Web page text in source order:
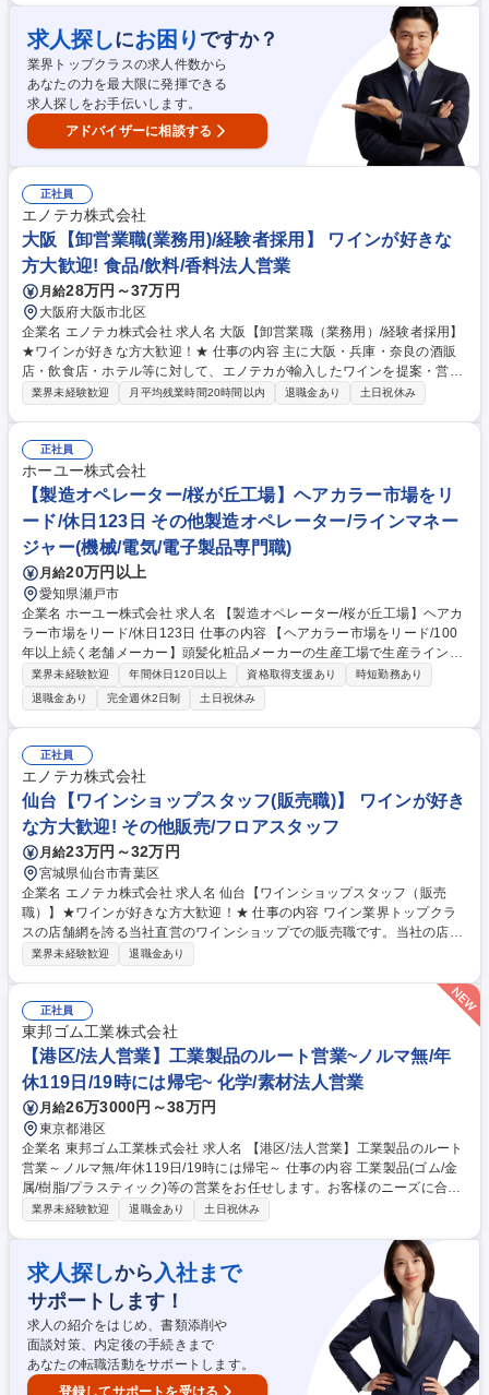
画、進行管理、品質管理など） ・SEO／MEO、解析業務を用いたマーケ
ティング支援 （予約数・売上向上に向けた改善提案） ・その他付随業務
※営業同行や現地調査のため、月数回～1週間程度の出張あり ※対象エリ
ア：北海道など遠方もあり（1日～3日程度を想定） 募集職種 【新設チー
ム採用】Webディレクター(経験者採用)◆年間休日125日／土日祝休◆
求人探しにお困り ですか？
業界トップクラスの求人件数から
あなたの力を最大限に発揮できる
求人探しをお手伝いします。
アドバイザーに相談する
正社員
エノテカ株式会社
大阪【卸営業職(業務用)/経験者採用】 ワインが好きな
方大歓迎! 食品/飲料/香料法人営業
月給28万円～37万円
大阪府大阪市北区
企業名 エノテカ株式会社 求人名 大阪【卸営業職（業務用）/経験者採用】
★ワインが好きな方大歓迎！★ 仕事の内容 主に大阪・兵庫・奈良の酒販
店・飲食店・ホテル等に対して、エノテカが輸入したワインを提案・営業
する業務用営業の仕事です。 ■顧客の課題把握、ワインによるソリューシ
中心です。新規営業もありますが、そのほとんどが紹介による新規店とな
ります。 募集職種 大阪【卸営業職（業務用）/経験者採用】★ワインが好
きな方大歓迎！★
業界未経験歓迎 月平均残業時間20時間以内 退職金あり 土日祝休み
正社員
ホーユー株式会社
【製造オペレーター/桜が丘工場】ヘアカラー市場をリ
ード/休日123日 その他製造オペレーター/ラインマネー
ジャー(機械/電気/電子製品専門職)
月給20万円以上
愛知県瀬戸市
企業名 ホーユー株式会社 求人名 【製造オペレーター/桜が丘工場】ヘアカ
ラー市場をリード/休日123日 仕事の内容 【ヘアカラー市場をリード/100
年以上続く老舗メーカー】頭髪化粧品メーカーの生産工場で生産ラインの
管理業務、将来的にライン従事者のマネジメント、育成を担っていただき
ます。 【主な仕事内容】 ・充填包装ラインの管理運営（充填包装ライン
への材料の入出庫、品質チェック、数量管理等） ・充填包装ラインの日常
保守点検 ・ライン従事者の育成 ・改善活動の推進、取りまとめ 募集職種
【製造オペレーター/桜が丘工場】ヘアカラー市場をリード/休日123日
業界未経験歓迎 年間休日120日以上 資格取得支援あり
時短勤務あり
退職金あり
完全週休2日制 土日祝休み
正社員
エノテカ株式会社
仙台【ワインショップスタッフ(販売職)】 ワインが好き
な方大歓迎! その他販売/フロアスタッフ
月給23万円～32万円
宮城県仙台市青葉区
企業名 エノテカ株式会社 求人名 仙台【ワインショップスタッフ（販売
職）】★ワインが好きな方大歓迎！★ 仕事の内容 ワイン業界トップクラ
スの店舗網を誇る当社直営のワインショップでの販売職です。当社の店舗
で扱うワインは自社直輸入。世界中の銘醸ワイン約3,000種類輸入、販売
出し、陳列・補充、POP作成 ◆レジ業務 ◆梱包、発送作業 ◆発注作業 ◆
店内イベントの企画、販売戦略、集客戦略、商品戦略の立案等 ◆販促物作
成 ※お客様からワインに関するアドバイスを求められることも多い仕事で
すので、ワインに関する勉強は欠かせません。入社後はワインエキスパー
トなどの資格取得も目指して頂きます。 募集職種 仙台【ワインショップ
スタッフ（販売職）】★ワインが好きな方大歓迎！★
業界未経験歓迎 退職金あり
正社員
東邦ゴム工業株式会社
【港区/法人営業】工業製品のルート営業~ノルマ無/年
休119日/19時には帰宅~ 化学/素材法人営業
月給26万3000円～38万円
東京都港区
企業名 東邦ゴム工業株式会社 求人名 【港区/法人営業】工業製品のルート
営業～ノルマ無/年休119日/19時には帰宅～ 仕事の内容 工業製品(ゴム/金
属/樹脂/プラスティック)等の営業をお任せします。お客様のニーズに合わ
せて自社製品を提案したり商社的な営業をお任せします。首都圏だからこ
業製品（自社製品/他社製品）を提案し、さらに付加価値をつけるお手伝い
を当社が行います。■首都圏の機械/自動車/建設/製紙等、お客様は多岐に
渡ります。■コクヨさんに飛沫防止パネルの納入実績有■競合が少なく、他
社は当社ほど商品ラインナップが多くないため、当社が選ばれることが多
く、企業様の相談役のような存在です。【変更の範囲】当社業務全般 募集
職種 【港区/法人営業】工業製品のルート営業～ノルマ無/年休119日/19時
には帰宅～
業界未経験歓迎 退職金あり 土日祝休み
求人探しから 入社まで
サポートします！
求人の紹介をはじめ、書類添削や
面談対策、内定後の手続きまで
あなたの転職活動をサポートします。
登録してサポートを受ける